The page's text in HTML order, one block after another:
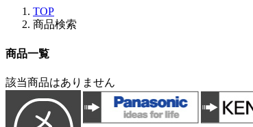
TOP
商品検索
商品一覧
該当商品はありません